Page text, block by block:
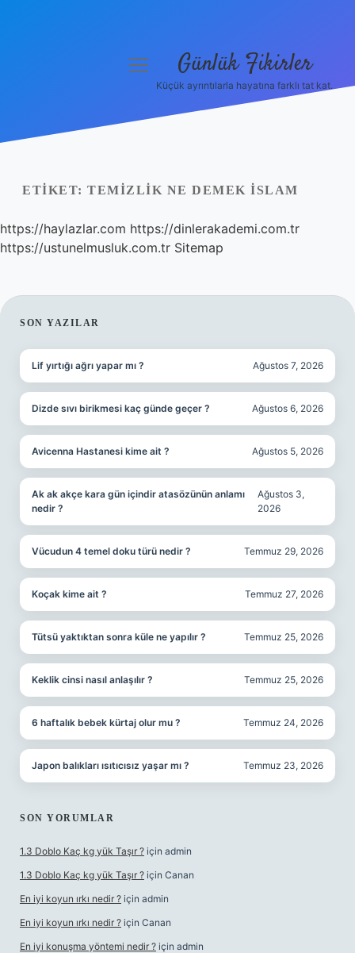
Yasal Uyarı
Hakkımızda
menüyü Günlük Fikirler
Küçük ayrıntılarla hayatına farklı tat kat.
ETIKET: TEMIZLIK NE DEMEK ISLAM
https://haylazlar.com https://dinlerakademi.com.tr
https://ustunelmusluk.com.tr Sitemap
SIDEBAR
SON YAZILAR
Lif yırtığı ağrı yapar mı ? Ağustos 7, 2026
Dizde sıvı birikmesi kaç günde geçer ? Ağustos 6, 2026
Avicenna Hastanesi kime ait ? Ağustos 5, 2026
Ak ak akçe kara gün içindir atasözünün anlamı
nedir ?
Ağustos 3,
2026
Vücudun 4 temel doku türü nedir ? Temmuz 29, 2026
Koçak kime ait ? Temmuz 27, 2026
Tütsü yaktıktan sonra küle ne yapılır ? Temmuz 25, 2026
Keklik cinsi nasıl anlaşılır ? Temmuz 25, 2026
6 haftalık bebek kürtaj olur mu ? Temmuz 24, 2026
Japon balıkları ısıtıcısız yaşar mı ? Temmuz 23, 2026
SON YORUMLAR
1.3 Doblo Kaç kg yük Taşır ? için admin
1.3 Doblo Kaç kg yük Taşır ? için Canan
En iyi koyun ırkı nedir ? için admin
En iyi koyun ırkı nedir ? için Canan
En iyi konuşma yöntemi nedir ? için admin